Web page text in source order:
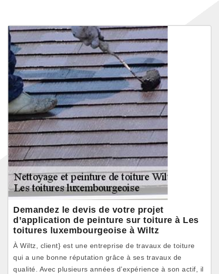
Demandez le devis de votre projet
d’application de peinture sur toiture à Les
toitures luxembourgeoise à Wiltz
À Wiltz, client} est une entreprise de travaux de toiture
qui a une bonne réputation grâce à ses travaux de
qualité. Avec plusieurs années d’expérience à son actif, il